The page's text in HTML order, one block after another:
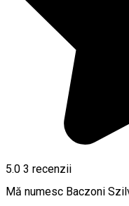
5.0 3 recenzii
Mă numesc Baczoni